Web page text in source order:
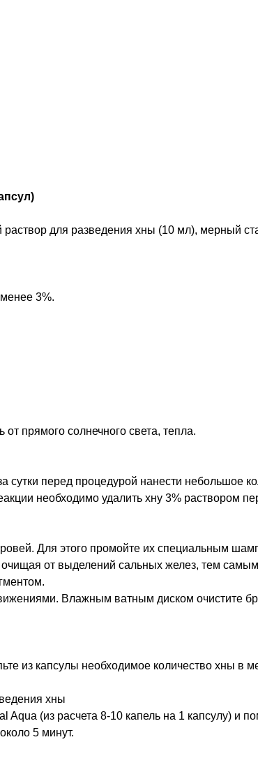
раствор для разведения хны (10 мл), мерный
3%.
прямого солнечного света, тепла.
сутки перед процедурой нанести небольшое
необходимо удалить хну 3% раствором
Для этого промойте их специальным
от выделений сальных желез, тем
Влажным ватным диском очистите
из капсулы необходимое количество хны в
хны
(из расчета 8-10 капель на 1 капсулу) и
5 минут.